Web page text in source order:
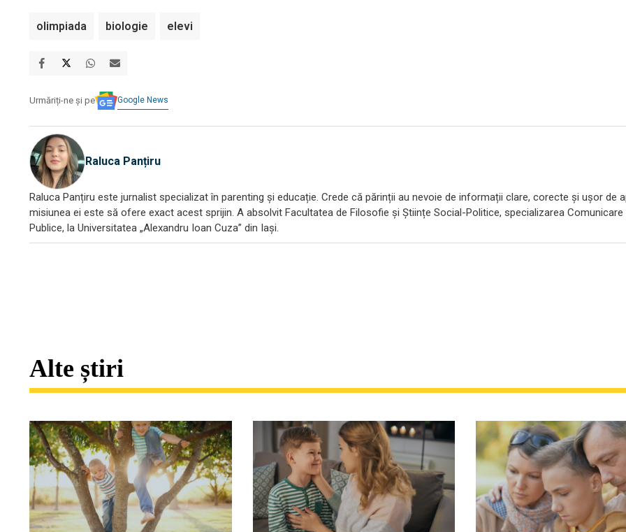
olimpiada biologie elevi
Urmăriți-ne și pe Google News
Raluca Panțiru
Raluca Panțiru este jurnalist specializat în parenting și educație. Crede că părinții au nevoie de informații clare, corecte și ușor de
misiunea ei este să ofere exact acest sprijin. A absolvit Facultatea de Filosofie și Științe Social-Politice, specializarea Comunicare
Publice, la Universitatea „Alexandru Ioan Cuza” din Iași.
Alte știri